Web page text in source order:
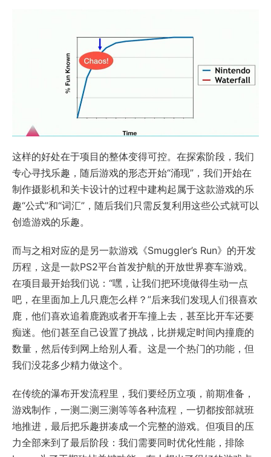
这样的好处在于项目的整体变得可控。在探索阶段，我们
专心寻找乐趣，随后游戏的形态开始“涌现”，我们开始在
制作摄影机和关卡设计的过程中建构起属于这款游戏的乐
趣“公式”和“词汇”，随后我们只需反复利用这些公式就可以
创造游戏的乐趣。
而与之相对应的是另一款游戏《Smuggler’s Run》的开发
历程，这是一款PS2平台首发护航的开放世界赛车游戏。
在项目最开始我们说：“嘿，让我们把环境做得生动一点
吧，在里面加上几只鹿怎么样？”后来我们发现人们很喜欢
鹿，他们喜欢追着鹿跑或者开车撞上去，甚至比开车还要
痴迷。他们甚至自己设置了挑战，比拼规定时间内撞鹿的
数量，然后传到网上给别人看。这是一个热门的功能，但
我们没花多少精力做这个。
在传统的瀑布开发流程里，我们要经历立项，前期准备，
游戏制作，一测二测三测等等各种流程，一切都按部就班
地推进，最后把乐趣拼凑成一个完整的游戏。但项目的压
力全部来到了最后阶段：我们需要同时优化性能，排除